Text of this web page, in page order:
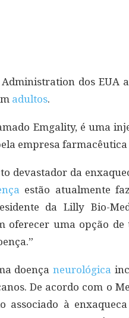
dos
adultos.
Emgality, é uma
empresa
devastador da
estão atualmente
da Lilly Bio-
oferecer uma opção
doença neurológica
De acordo com o
associado à